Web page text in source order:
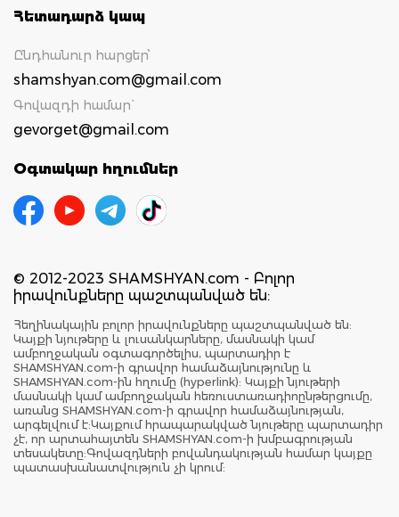
Հետադարձ կապ
Ընդհանուր հարցեր՝
shamshyan.com@gmail.com
Գովազդի համար`
gevorget@gmail.com
Օգտակար հղումներ
© 2012-2023 SHAMSHYAN.com - Բոլոր
իրավունքները պաշտպանված են:
Հեղինակային բոլոր իրավունքները պաշտպանված են:
Կայքի նյութերը և լուսանկարները, մասնակի կամ
ամբողջական օգտագործելիս, պարտադիր է
SHAMSHYAN.com-ի գրավոր համաձայնությունը և
SHAMSHYAN.com-ին հղումը (hyperlink): Կայքի նյութերի
մասնակի կամ ամբողջական հեռուստառադիոընթերցումը,
առանց SHAMSHYAN.com-ի գրավոր համաձայնության,
արգելվում է:Կայքում հրապարակված նյութերը պարտադիր
չէ, որ արտահայտեն SHAMSHYAN.com-ի խմբագրության
տեսակետը:Գովազդների բովանդակության համար կայքը
պատասխանատվություն չի կրում: